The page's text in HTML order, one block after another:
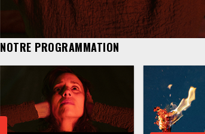
NOTRE PROGRAMMATION